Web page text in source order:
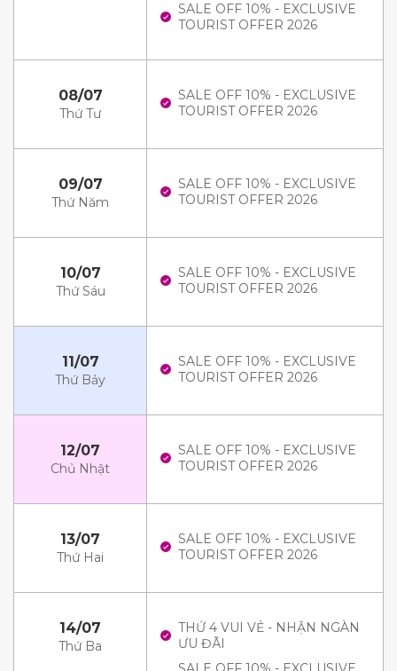
SALE OFF 10% - EXCLUSIVE
TOURIST OFFER 2026
08/07
Thứ Tư
SALE OFF 10% - EXCLUSIVE
TOURIST OFFER 2026
09/07
Thứ Năm
SALE OFF 10% - EXCLUSIVE
TOURIST OFFER 2026
10/07
Thứ Sáu
SALE OFF 10% - EXCLUSIVE
TOURIST OFFER 2026
11/07
Thứ Bảy
SALE OFF 10% - EXCLUSIVE
TOURIST OFFER 2026
12/07
Chủ Nhật
SALE OFF 10% - EXCLUSIVE
TOURIST OFFER 2026
13/07
Thứ Hai
SALE OFF 10% - EXCLUSIVE
TOURIST OFFER 2026
14/07
Thứ Ba
THỨ 4 VUI VẺ - NHẬN NGÀN
ƯU ĐÃI